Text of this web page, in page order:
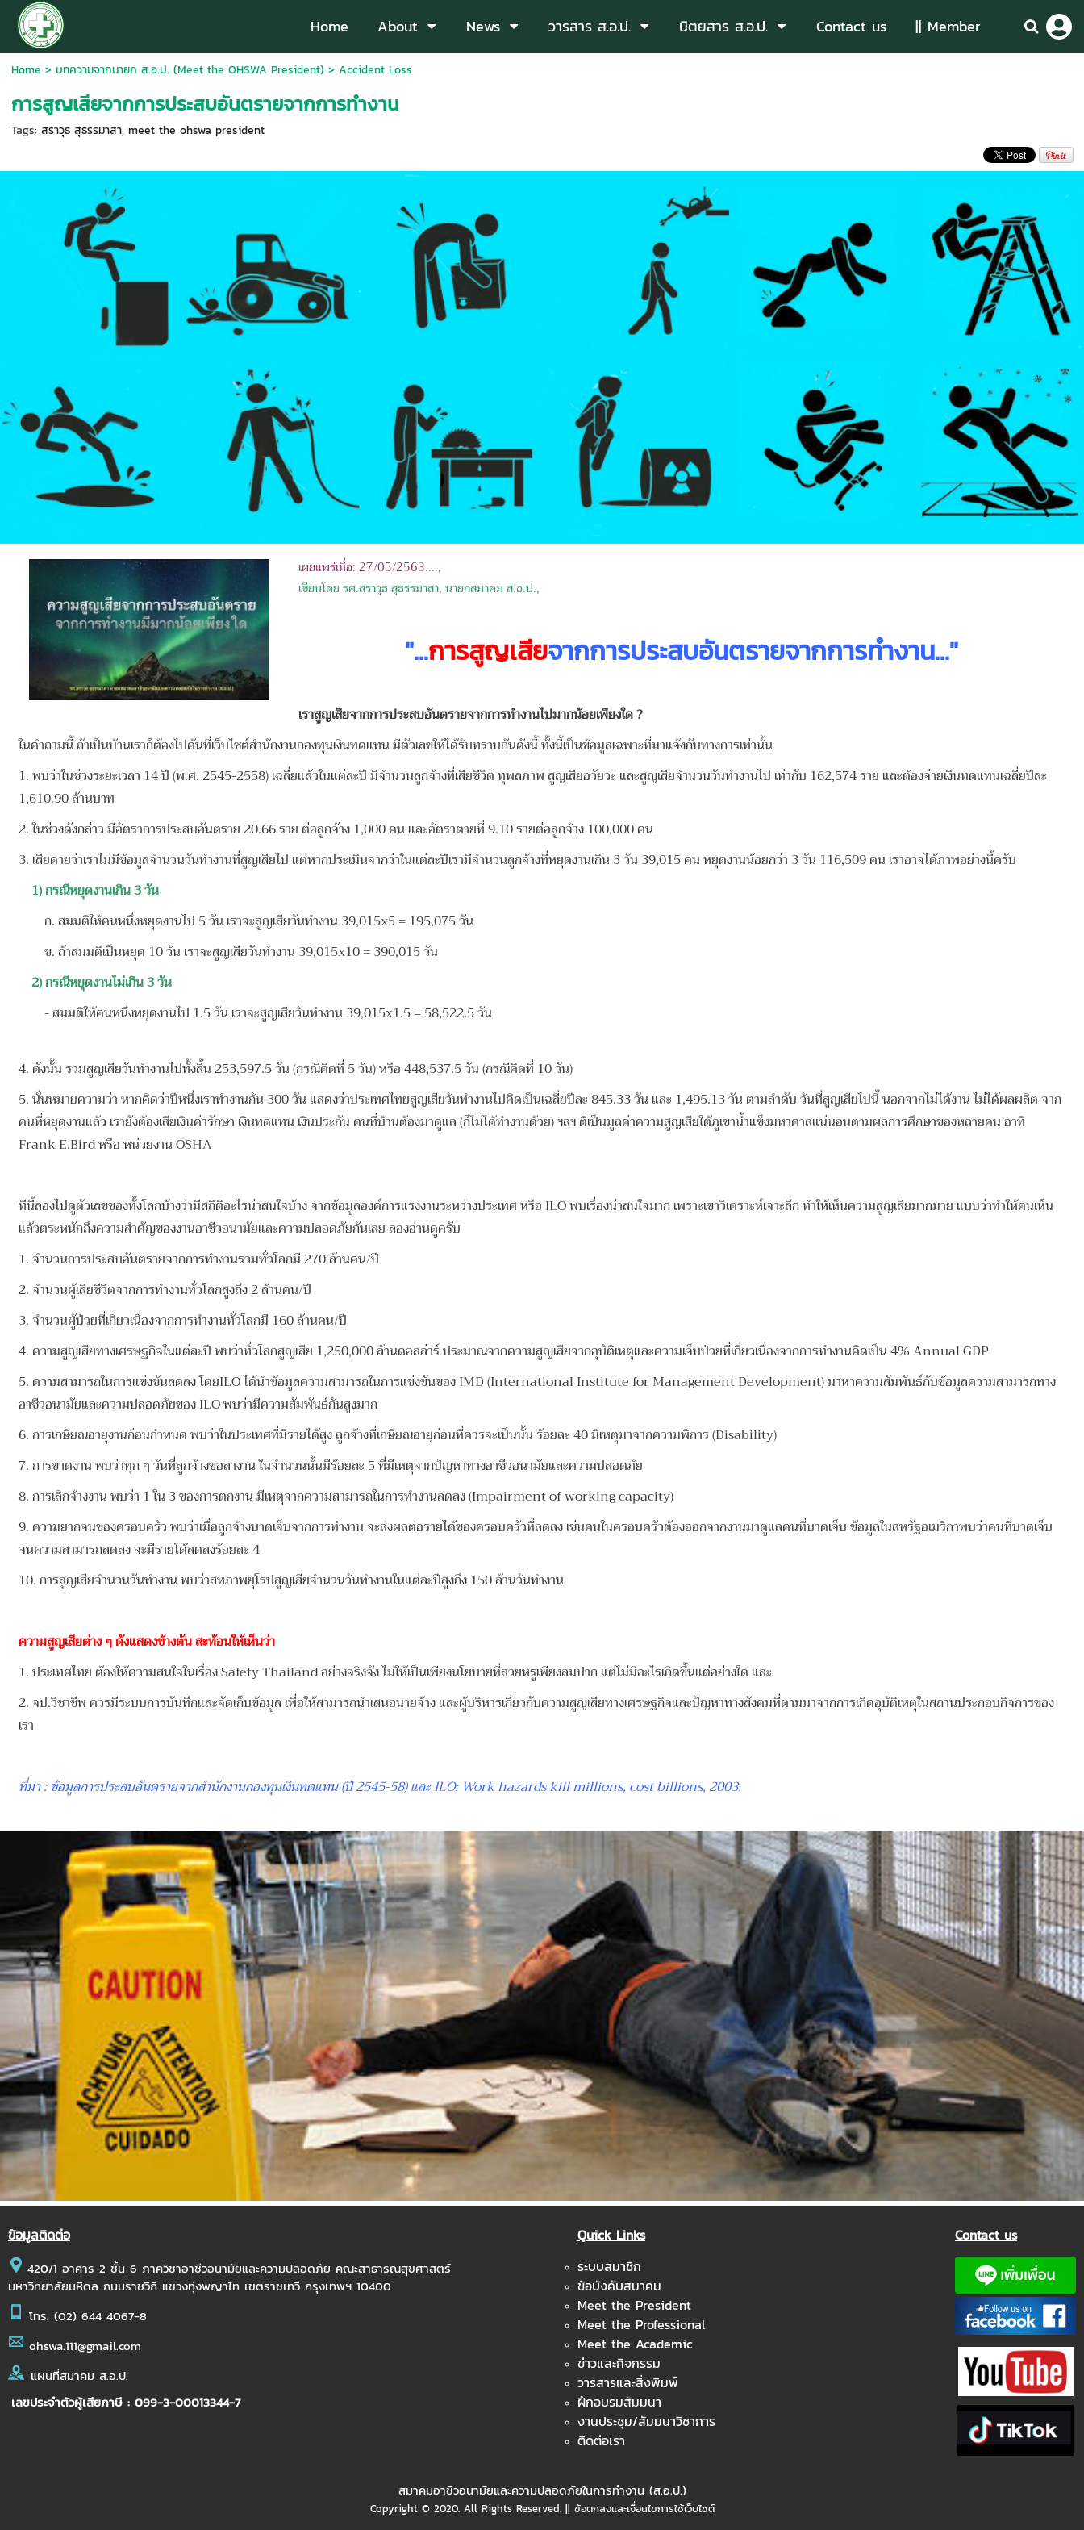
Home About News วารสาร ส.อ.ป. นิตยสาร ส.อ.ป. Contact us || Member
Home > บทความจากนายก ส.อ.ป. (Meet the OHSWA President) > Accident Loss
การสูญเสียจากการประสบอันตรายจากการทำงาน
Tags: สราวุธ สุธรรมาสา, meet the ohswa president
เผยแพร่เมื่อ: 27/05/2563....,
เขียนโดย รศ.สราวุธ สุธรรมาสา, นายกสมาคม ส.อ.ป.,
"...การสูญเสียจากการประสบอันตรายจากการทำงาน..."
เราสูญเสียจากการประสบอันตรายจากการทำงานไปมากน้อยเพียงใด ?
ในคำถามนี้ ถ้าเป็นบ้านเราก็ต้องไปค้นที่เว็บไซต์สำนักงานกองทุนเงินทดแทน มีตัวเลขให้ได้รับทราบกันดังนี้ ทั้งนี้เป็นข้อมูลเฉพาะที่มาแจ้งกับทางการเท่านั้น
1. พบว่าในช่วงระยะเวลา 14 ปี (พ.ศ. 2545-2558) เฉลี่ยแล้วในแต่ละปี มีจำนวนลูกจ้างที่เสียชีวิต ทุพลภาพ สูญเสียอวัยวะ และสูญเสียจำนวนวันทำงานไป เท่ากับ 162,574 ราย และต้องจ่ายเงินทดแทนเฉลี่ยปีละ
1,610.90 ล้านบาท
2. ในช่วงดังกล่าว มีอัตราการประสบอันตราย 20.66 ราย ต่อลูกจ้าง 1,000 คน และอัตราตายที่ 9.10 รายต่อลูกจ้าง 100,000 คน
3. เสียดายว่าเราไม่มีข้อมูลจำนวนวันทำงานที่สูญเสียไป แต่หากประเมินจากว่าในแต่ละปีเรามีจำนวนลูกจ้างที่หยุดงานเกิน 3 วัน 39,015 คน หยุดงานน้อยกว่า 3 วัน 116,509 คน เราอาจได้ภาพอย่างนี้ครับ
1) กรณีหยุดงานเกิน 3 วัน
ก. สมมติให้คนหนึ่งหยุดงานไป 5 วัน เราจะสูญเสียวันทำงาน 39,015x5 = 195,075 วัน
ข. ถ้าสมมติเป็นหยุด 10 วัน เราจะสูญเสียวันทำงาน 39,015x10 = 390,015 วัน
2) กรณีหยุดงานไม่เกิน 3 วัน
- สมมติให้คนหนึ่งหยุดงานไป 1.5 วัน เราจะสูญเสียวันทำงาน 39,015x1.5 = 58,522.5 วัน
4. ดังนั้น รวมสูญเสียวันทำงานไปทั้งสิ้น 253,597.5 วัน (กรณีคิดที่ 5 วัน) หรือ 448,537.5 วัน (กรณีคิดที่ 10 วัน)
5. นั่นหมายความว่า หากคิดว่าปีหนึ่งเราทำงานกัน 300 วัน แสดงว่าประเทศไทยสูญเสียวันทำงานไปคิดเป็นเฉลี่ยปีละ 845.33 วัน และ 1,495.13 วัน ตามลำดับ วันที่สูญเสียไปนี้ นอกจากไม่ได้งาน ไม่ได้ผลผลิต จาก
คนที่หยุดงานแล้ว เรายังต้องเสียเงินค่ารักษา เงินทดแทน เงินประกัน คนที่บ้านต้องมาดูแล (ก็ไม่ได้ทำงานด้วย) ฯลฯ ตีเป็นมูลค่าความสูญเสียใต้ภูเขาน้ำแข็งมหาศาลแน่นอนตามผลการศึกษาของหลายคน อาทิ
Frank E.Bird หรือ หน่วยงาน OSHA
ทีนี้ลองไปดูตัวเลขของทั้งโลกบ้างว่ามีสถิติอะไรน่าสนใจบ้าง จากข้อมูลองค์การแรงงานระหว่างประเทศ หรือ ILO พบเรื่องน่าสนใจมาก เพราะเขาวิเคราะห์เจาะลึก ทำให้เห็นความสูญเสียมากมาย แบบว่าทำให้คนเห็น
แล้วตระหนักถึงความสำคัญของงานอาชีวอนามัยและความปลอดภัยกันเลย ลองอ่านดูครับ
1. จำนวนการประสบอันตรายจากการทำงานรวมทั่วโลกมี 270 ล้านคน/ปี
2. จำนวนผู้เสียชีวิตจากการทำงานทั่วโลกสูงถึง 2 ล้านคน/ปี
3. จำนวนผู้ป่วยที่เกี่ยวเนื่องจากการทำงานทั่วโลกมี 160 ล้านคน/ปี
4. ความสูญเสียทางเศรษฐกิจในแต่ละปี พบว่าทั่วโลกสูญเสีย 1,250,000 ล้านดอลล่าร์ ประมาณจากความสูญเสียจากอุบัติเหตุและความเจ็บป่วยที่เกี่ยวเนื่องจากการทำงานคิดเป็น 4% Annual GDP
5. ความสามารถในการแข่งขันลดลง โดยILO ได้นำข้อมูลความสามารถในการแข่งขันของ IMD (International Institute for Management Development) มาหาความสัมพันธ์กับข้อมูลความสามารถทาง
อาชีวอนามัยและความปลอดภัยของ ILO พบว่ามีความสัมพันธ์กันสูงมาก
6. การเกษียณอายุงานก่อนกำหนด พบว่าในประเทศที่มีรายได้สูง ลูกจ้างที่เกษียณอายุก่อนที่ควรจะเป็นนั้น ร้อยละ 40 มีเหตุมาจากความพิการ (Disability)
7. การขาดงาน พบว่าทุก ๆ วันที่ลูกจ้างขอลางาน ในจำนวนนั้นมีร้อยละ 5 ที่มีเหตุจากปัญหาทางอาชีวอนามัยและความปลอดภัย
8. การเลิกจ้างงาน พบว่า 1 ใน 3 ของการตกงาน มีเหตุจากความสามารถในการทำงานลดลง (Impairment of working capacity)
9. ความยากจนของครอบครัว พบว่าเมื่อลูกจ้างบาดเจ็บจากการทำงาน จะส่งผลต่อรายได้ของครอบครัวที่ลดลง เช่นคนในครอบครัวต้องออกจากงานมาดูแลคนที่บาดเจ็บ ข้อมูลในสหรัฐอเมริกาพบว่าคนที่บาดเจ็บ
จนความสามารถลดลง จะมีรายได้ลดลงร้อยละ 4
10. การสูญเสียจำนวนวันทำงาน พบว่าสหภาพยุโรปสูญเสียจำนวนวันทำงานในแต่ละปีสูงถึง 150 ล้านวันทำงาน
ความสูญเสียต่าง ๆ ดังแสดงข้างต้น สะท้อนให้เห็นว่า
1. ประเทศไทย ต้องให้ความสนใจในเรื่อง Safety Thailand อย่างจริงจัง ไม่ให้เป็นเพียงนโยบายที่สวยหรูเพียงลมปาก แต่ไม่มีอะไรเกิดขึ้นแต่อย่างใด และ
2. จป.วิชาชีพ ควรมีระบบการบันทึกและจัดเก็บข้อมูล เพื่อให้สามารถนำเสนอนายจ้างและผู้บริหารเกี่ยวกับความสูญเสียทางเศรษฐกิจและปัญหาทางสังคมที่ตามมาจากการเกิดอุบัติเหตุในสถานประกอบกิจการของ
เรา
ที่มา : ข้อมูลการประสบอันตรายจากสำนักงานกองทุนเงินทดแทน (ปี 2545-58) และ ILO: Work hazards kill millions, cost billions, 2003.
ข้อมูลติดต่อ
420/1 อาคาร 2 ชั้น 6 ภาควิชาอาชีวอนามัยและความปลอดภัย คณะสาธารณสุขศาสตร์
มหาวิทยาลัยมหิดล ถนนราชวิถี แขวงทุ่งพญาไท เขตราชเทวี กรุงเทพฯ 10400
โทร. (02) 644 4067-8
ohswa.111@gmail.com
แผนที่สมาคม ส.อ.ป.
เลขประจำตัวผู้เสียภาษี : 099-3-00013344-7
Quick Links
ระบบสมาชิก
ข้อบังคับสมาคม
Meet the President
Meet the Professional
Meet the Academic
ข่าวและกิจกรรม
วารสารและสิ่งพิมพ์
ฝึกอบรมสัมมนา
งานประชุม/สัมมนาวิชาการ
ติดต่อเรา
Contact us
สมาคมอาชีวอนามัยและความปลอดภัยในการทำงาน (ส.อ.ป.)
Copyright © 2020. All Rights Reserved. || ข้อตกลงและเงื่อนไขการใช้เว็บไซต์